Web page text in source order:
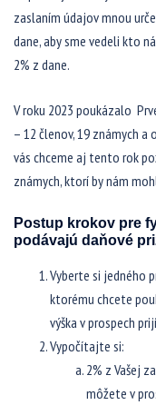
zaslaním údajov mnou
dane, aby sme vedeli kto
2% z dane.
V roku 2023 poukázalo
– 12 členov, 19 známych
vás chceme aj tento rok
známych, ktorí by nám
Postup krokov pre
podávajú daňové
Vyberte si jedného
ktorému chcete
výška v prospech
Vypočítajte si:
2% z Vašej
môžete v